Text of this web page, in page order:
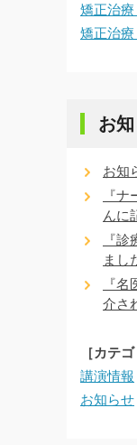
矯正治療
矯正治療
お
お知
『
んに
『
まし
『
介さ
［カテゴ
講演情報
お知らせ